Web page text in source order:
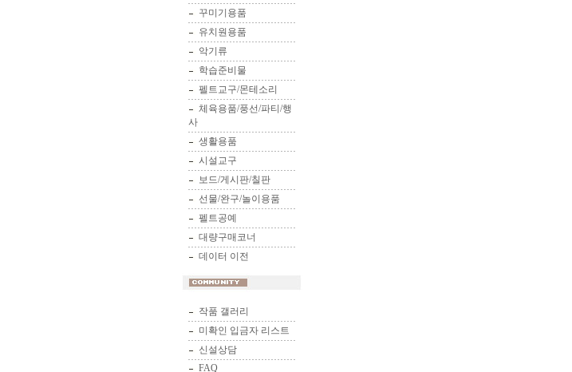
꾸미기용품
유치원용품
악기류
학습준비물
펠트교구/몬테소리
체육용품/풍선/파티/행
사
생활용품
시설교구
보드/게시판/칠판
선물/완구/놀이용품
펠트공예
대량구매코너
데이터 이전
작품 갤러리
미확인 입금자 리스트
신설상담
FAQ